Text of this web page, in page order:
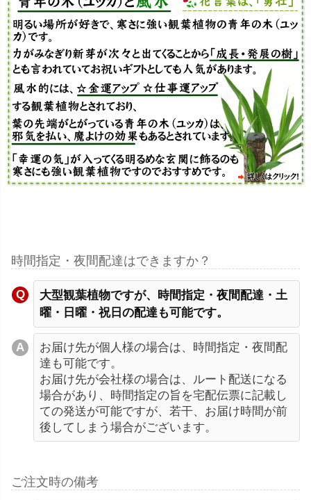
時間指定・夜間配達はできますか？
大型観葉植物ですが、時間指定・夜間配達・土
曜・日曜・祝日の配達も可能です。
お届け先が個人様の場合は、時間指定・夜間配
達も可能です。
お届け先が会社様の場合は、ルート配送になる
場合があり、時間指定の旨を宅配伝票に記載し
ての発送が可能ですが、若干、お届け時間が前
後してしまう場合がございます。
ご注文時の備考